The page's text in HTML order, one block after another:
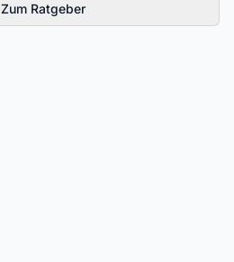
Zum Ratgeber